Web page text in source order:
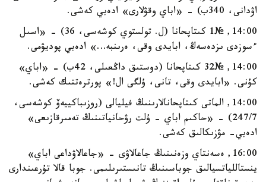
اۋدانى، 340ب) - «اباي وقۋلارى» ادەبي كەشى.
14:00, №1 كىتاپحانا (ل. تولستوي كوشەسى، 36) - «اسىل
ءسوزدى ىزدەسەڭ، ابايدى وقى، ەرىنبە…» ادەبي پوديۋمى.
14:00, №32 كىتاپحانا (دوستىق داڭعىلى، 42ب) - «اباي»
كۇنى. «ابايدى وقى، تانى، ۇلگى ال!» پورترەتتىك كەشى.
14:00, الماتى كىتاپحانالارىنىڭ فيليالى (روزىباكييەۆ كوشەسى،
247/7) - «حاكىم اباي - ۇلت رۋحانياتىنىڭ تەمىرقازىعى»
ادەبي- مۋزىكالىق كەشى.
16:00, ەسەنتاي وزەنىنىڭ جاعالاۋى - «جاعالاۋداعى اباي»
ينستاللياتسيالىق جوباسىنىڭ تانىستىرىلىمى. جوبا قالا تۇرعىندارى